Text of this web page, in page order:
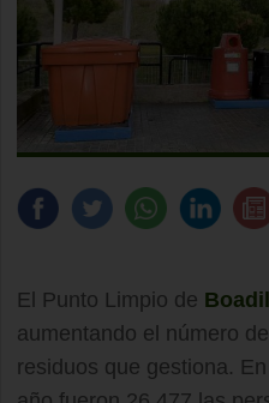
El Punto Limpio de
aumentando el número
residuos que gestiona.